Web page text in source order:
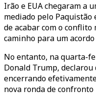
Irão e EUA chegaram a
mediado pelo Paquistão
de acabar com o
caminho para um
No entanto, na quarta-
Donald Trump, declarou
encerrando
nova ronda de